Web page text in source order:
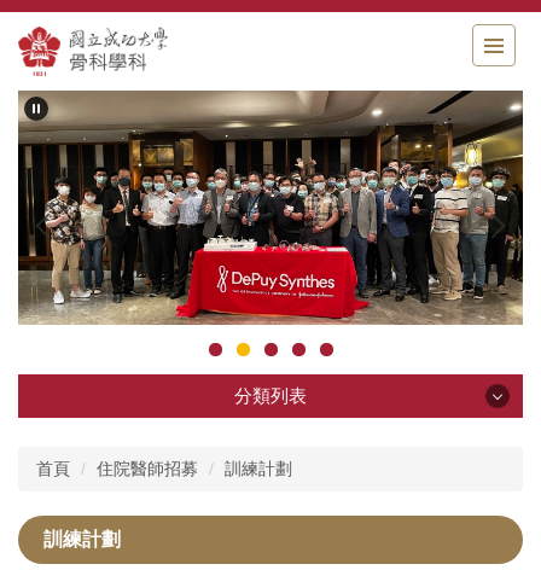
跳
到
主
要
內
容
區
分類列表
科部簡介
首頁 住院醫師招募 訓練計劃
訓練計劃